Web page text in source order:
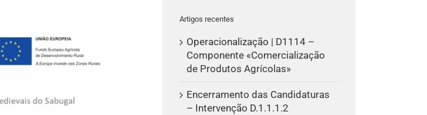
Artigos recentes
Operacionalização | D1114 –
Componente «Comercialização
de Produtos Agrícolas»
Encerramento das Candidaturas
– Intervenção D.1.1.1.2